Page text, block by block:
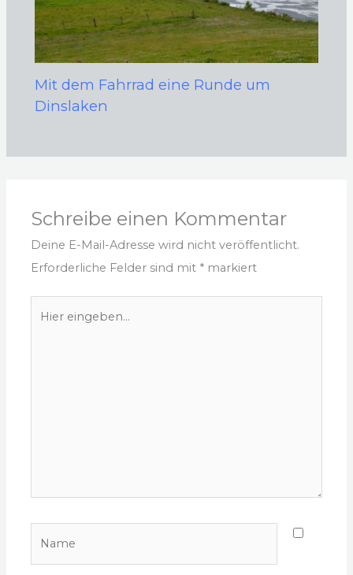
Mit dem Fahrrad eine Runde um
Dinslaken
Schreibe einen Kommentar
Deine E-Mail-Adresse wird nicht veröffentlicht.
Erforderliche Felder sind mit * markiert